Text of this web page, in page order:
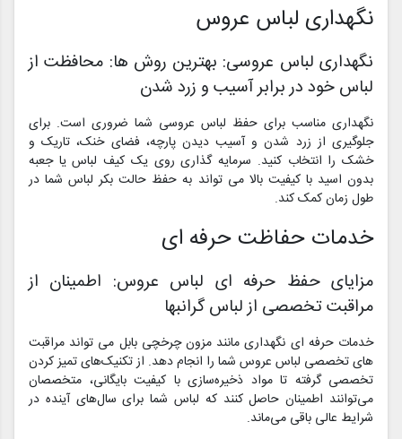
نگهداری لباس عروس
نگهداری لباس عروسی: بهترین روش ها: محافظت از
لباس خود در برابر آسیب و زرد شدن
نگهداری مناسب برای حفظ لباس عروسی شما ضروری است. برای
جلوگیری از زرد شدن و آسیب دیدن پارچه، فضای خنک، تاریک و
خشک را انتخاب کنید. سرمایه گذاری روی یک کیف لباس یا جعبه
بدون اسید با کیفیت بالا می تواند به حفظ حالت بکر لباس شما در
طول زمان کمک کند.
خدمات حفاظت حرفه ای
مزایای حفظ حرفه ای لباس عروس: اطمینان از
مراقبت تخصصی از لباس گرانبها
خدمات حرفه ای نگهداری مانند مزون چرخچی بابل می تواند مراقبت
های تخصصی لباس عروس شما را انجام دهد. از تکنیک‌های تمیز کردن
تخصصی گرفته تا مواد ذخیره‌سازی با کیفیت بایگانی، متخصصان
می‌توانند اطمینان حاصل کنند که لباس شما برای سال‌های آینده در
شرایط عالی باقی می‌ماند.